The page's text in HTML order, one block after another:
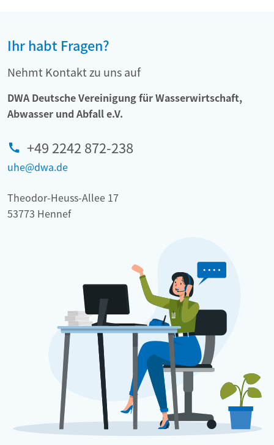
Ihr habt Fragen?
Nehmt Kontakt zu uns auf
DWA Deutsche Vereinigung für Wasserwirtschaft,
Abwasser und Abfall e.V.
+49 2242 872-238
uhe@dwa.de
Theodor-Heuss-Allee 17
53773 Hennef